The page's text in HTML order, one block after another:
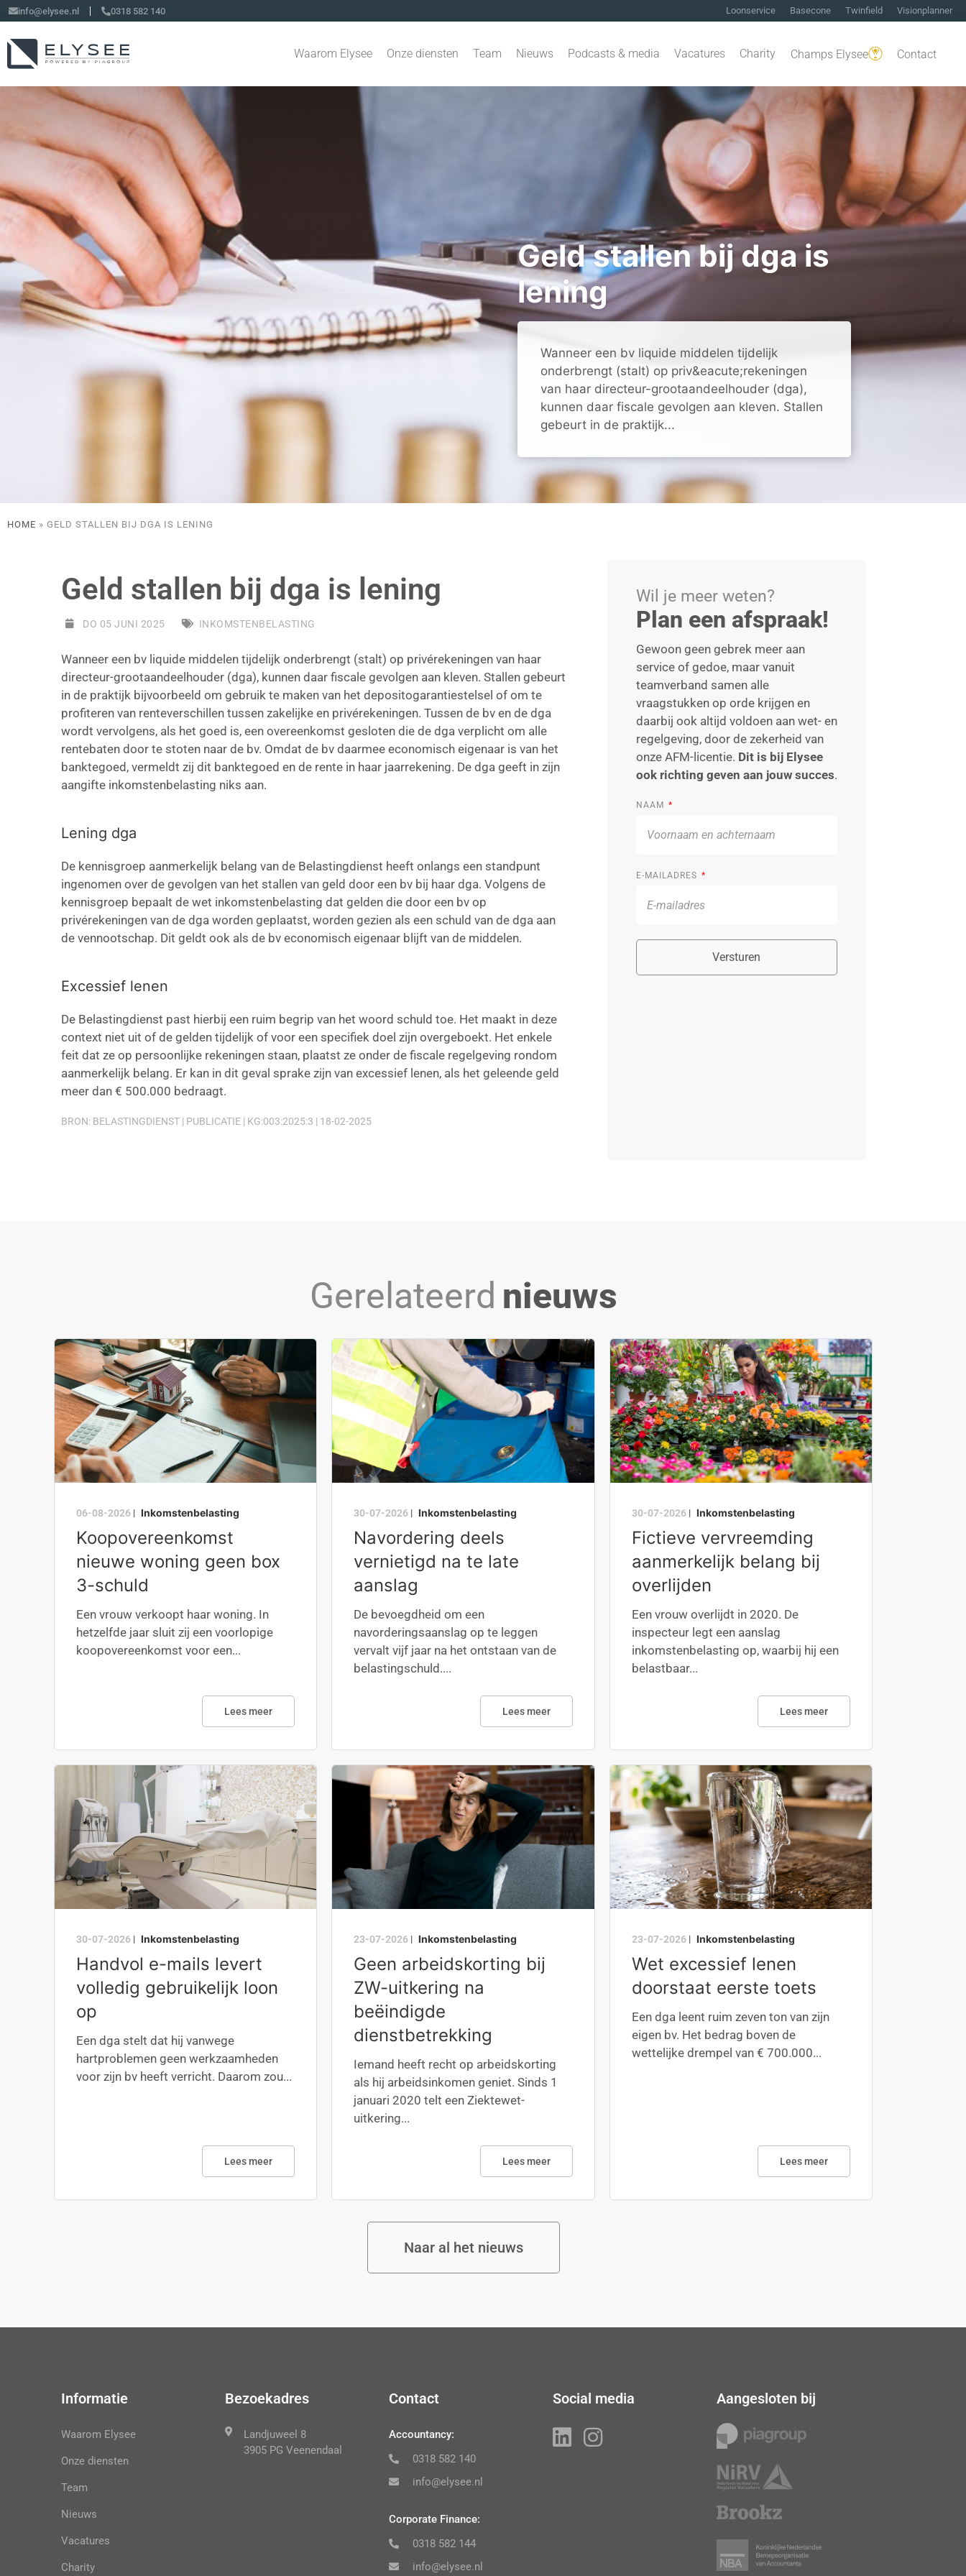
info@elysee.nl 0318 582 140 Loonservice Basecone Twinfield Visionplanner
Waarom Elysee Onze diensten Team Nieuws Podcasts & media Vacatures Charity Champs Elysee Contact
Geld stallen bij dga is
lening
Wanneer een bv liquide middelen tijdelijk
onderbrengt (stalt) op priv&eacute;rekeningen
van haar directeur-grootaandeelhouder (dga),
kunnen daar fiscale gevolgen aan kleven. Stallen
gebeurt in de praktijk...
HOME » GELD STALLEN BIJ DGA IS LENING
Geld stallen bij dga is lening
DO 05 JUNI 2025 INKOMSTENBELASTING
Wanneer een bv liquide middelen tijdelijk onderbrengt (stalt) op privérekeningen van haar
directeur-grootaandeelhouder (dga), kunnen daar fiscale gevolgen aan kleven. Stallen gebeurt
in de praktijk bijvoorbeeld om gebruik te maken van het depositogarantiestelsel of om te
profiteren van renteverschillen tussen zakelijke en privérekeningen. Tussen de bv en de dga
wordt vervolgens, als het goed is, een overeenkomst gesloten die de dga verplicht om alle
rentebaten door te stoten naar de bv. Omdat de bv daarmee economisch eigenaar is van het
banktegoed, vermeldt zij dit banktegoed en de rente in haar jaarrekening. De dga geeft in zijn
aangifte inkomstenbelasting niks aan.
Lening dga
De kennisgroep aanmerkelijk belang van de Belastingdienst heeft onlangs een standpunt
ingenomen over de gevolgen van het stallen van geld door een bv bij haar dga. Volgens de
kennisgroep bepaalt de wet inkomstenbelasting dat gelden die door een bv op
privérekeningen van de dga worden geplaatst, worden gezien als een schuld van de dga aan
de vennootschap. Dit geldt ook als de bv economisch eigenaar blijft van de middelen.
Excessief lenen
De Belastingdienst past hierbij een ruim begrip van het woord schuld toe. Het maakt in deze
context niet uit of de gelden tijdelijk of voor een specifiek doel zijn overgeboekt. Het enkele
feit dat ze op persoonlijke rekeningen staan, plaatst ze onder de fiscale regelgeving rondom
aanmerkelijk belang. Er kan in dit geval sprake zijn van excessief lenen, als het geleende geld
meer dan € 500.000 bedraagt.
BRON: BELASTINGDIENST | PUBLICATIE | KG:003:2025:3 | 18-02-2025
Wil je meer weten?
Plan een afspraak!
Gewoon geen gebrek meer aan
service of gedoe, maar vanuit
teamverband samen alle
vraagstukken op orde krijgen en
daarbij ook altijd voldoen aan wet- en
regelgeving, door de zekerheid van
onze AFM-licentie. Dit is bij Elysee
ook richting geven aan jouw succes.
NAAM
E-MAILADRES
Versturen
Gerelateerd nieuws
06-08-2026 | Inkomstenbelasting
Koopovereenkomst
nieuwe woning geen box
3-schuld
Een vrouw verkoopt haar woning. In
hetzelfde jaar sluit zij een voorlopige
koopovereenkomst voor een...
Lees meer
30-07-2026 | Inkomstenbelasting
Navordering deels
vernietigd na te late
aanslag
De bevoegdheid om een
navorderingsaanslag op te leggen
vervalt vijf jaar na het ontstaan van de
belastingschuld....
Lees meer
30-07-2026| Inkomstenbelasting
Fictieve vervreemding
aanmerkelijk belang bij
overlijden
Een vrouw overlijdt in 2020. De
inspecteur legt een aanslag
inkomstenbelasting op, waarbij hij een
belastbaar...
Lees meer
30-07-2026 | Inkomstenbelasting
Handvol e-mails levert
volledig gebruikelijk loon
op
Een dga stelt dat hij vanwege
hartproblemen geen werkzaamheden
voor zijn bv heeft verricht. Daarom zou...
Lees meer
23-07-2026 | Inkomstenbelasting
Geen arbeidskorting bij
ZW-uitkering na
beëindigde
dienstbetrekking
Iemand heeft recht op arbeidskorting
als hij arbeidsinkomen geniet. Sinds 1
januari 2020 telt een Ziektewet-
uitkering...
Lees meer
23-07-2026| Inkomstenbelasting
Wet excessief lenen
doorstaat eerste toets
Een dga leent ruim zeven ton van zijn
eigen bv. Het bedrag boven de
wettelijke drempel van € 700.000...
Lees meer
Naar al het nieuws
Informatie
Waarom Elysee
Onze diensten
Team
Nieuws
Vacatures
Charity
Bezoekadres
Landjuweel 8
3905 PG Veenendaal
Contact
Accountancy:
0318 582 140
info@elysee.nl
Corporate Finance:
0318 582 144
info@elysee.nl
Social media Aangesloten bij